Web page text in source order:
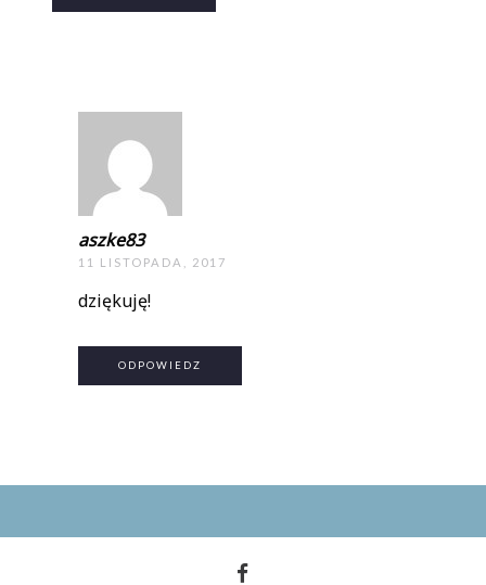
aszke83
11 LISTOPADA, 2017
dziękuję!
ODPOWIEDZ